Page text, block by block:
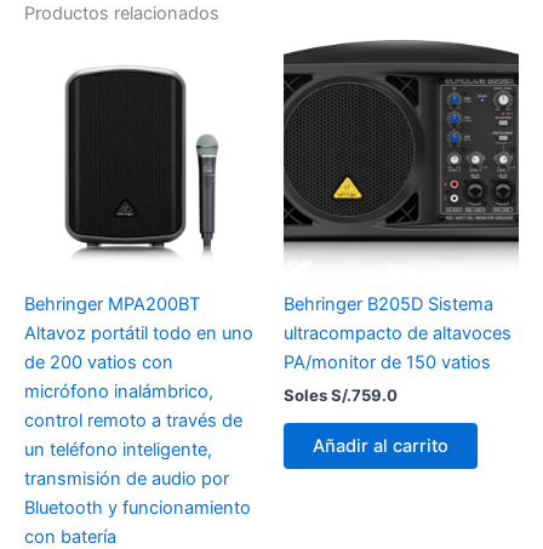
Productos relacionados
Behringer MPA200BT
Altavoz portátil todo en uno
de 200 vatios con
micrófono inalámbrico,
control remoto a través de
un teléfono inteligente,
transmisión de audio por
Bluetooth y funcionamiento
con batería
Behringer B205D Sistema
ultracompacto de altavoces
PA/monitor de 150 vatios
Soles S/.759.0
Añadir al carrito